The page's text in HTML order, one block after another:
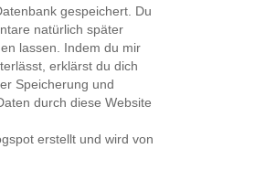
gespeichert. Du
natürlich später
lassen. Indem du mir
erklärst du dich
Speicherung und
durch diese Website
erstellt und wird von